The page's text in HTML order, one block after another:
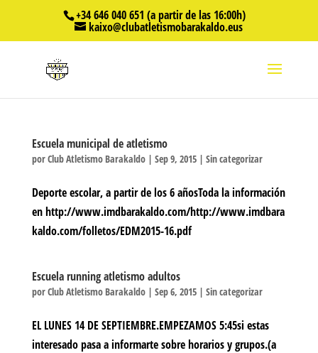
+34 646 040 651 (a partir de las 16:00h)
kaixo@clubatletismobarakaldo.eus
Escuela municipal de atletismo
porClub Atletismo Barakaldo| Sep 9, 2015| Sin categorizar
Deporte escolar, a partir de los 6 añosToda la información
en http://www.imdbarakaldo.com/http://www.imdbara
kaldo.com/folletos/EDM2015-16.pdf
Escuela running atletismo adultos
porClub Atletismo Barakaldo| Sep 6, 2015| Sin categorizar
EL LUNES 14 DE SEPTIEMBRE.EMPEZAMOS 5:45si estas
interesado pasa a informarte sobre horarios y grupos.(a